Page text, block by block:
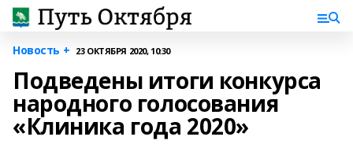
Новость + 23 ОКТЯБРЯ 2020, 10:30
Подведены итоги конкурса
народного голосования
«Клиника года 2020»